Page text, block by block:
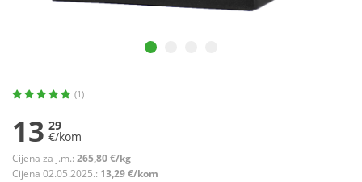
(1)
13 29
€/kom
Cijena za j.m.: 265,80 €/kg
Cijena 02.05.2025.: 13,29 €/kom